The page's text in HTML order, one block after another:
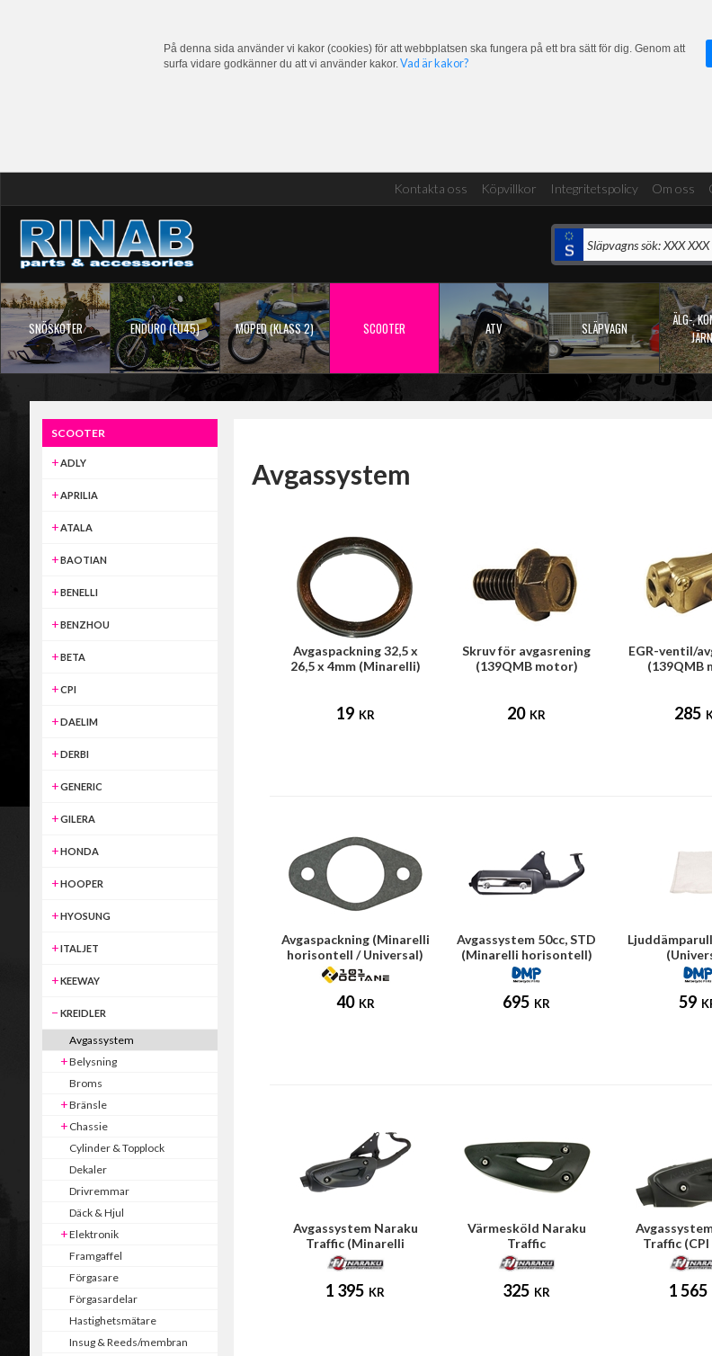
På denna sida använder vi kakor (cookies) för att webbplatsen ska fungera på ett bra sätt för dig. Genom att
surfa vidare godkänner du att vi använder kakor.Vad är kakor?
Kontakta oss Köpvillkor Integritetspolicy Om oss
SNÖSKOTER ENDURO (EU45) MOPED (KLASS 2) SCOOTER ATV SLÄPVAGN
ÄLG-,
SCOOTER
ADLY
APRILIA
ATALA
BAOTIAN
BENELLI
BENZHOU
BETA
CPI
DAELIM
DERBI
GENERIC
GILERA
HONDA
HOOPER
HYOSUNG
ITALJET
KEEWAY
KREIDLER
Avgassystem
Belysning
Broms
Bränsle
Chassie
Cylinder & Topplock
Dekaler
Drivremmar
Däck & Hjul
Elektronik
Framgaffel
Förgasare
Förgasardelar
Hastighetsmätare
Insug & Reeds/membran
Avgassystem
Avgaspackning 32,5 x
26,5 x 4mm (Minarelli)
19 KR
Skruv för avgasrening
(139QMB motor)
20 KR
EGR-ventil/
(139QMB
285
Avgaspackning (Minarelli
horisontell / Universal)
40 KR
Avgassystem 50cc, STD
(Minarelli horisontell)
695 KR 59
Avgassystem Naraku
Traffic (Minarelli
horisontell)
1 395 KR
Värmesköld Naraku
Traffic
325 KR
Traffic (CPI
1 565